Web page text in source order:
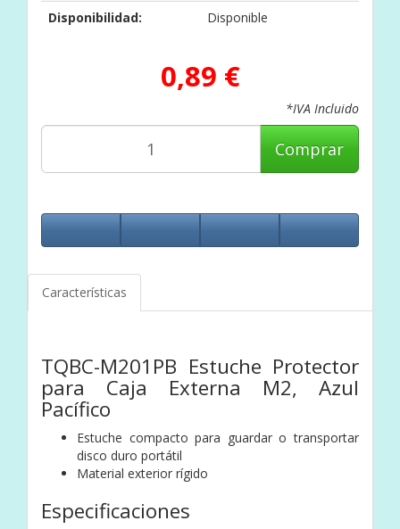
Disponibilidad:
Disponible
0,89 €
*IVA Incluido
Comprar
Características
TQBC-M201PB Estuche Protector
para Caja Externa M2, Azul
Pacífico
Estuche compacto para guardar o transportar
disco duro portátil
Material exterior rígido
Especificaciones